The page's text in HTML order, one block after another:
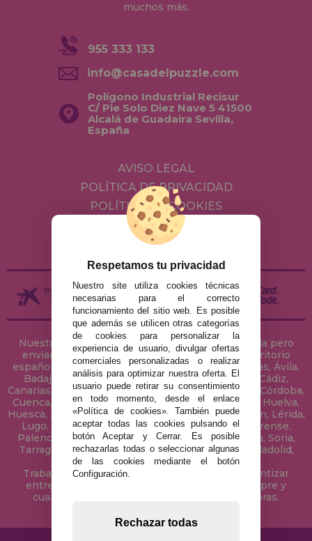
muchos más.
955 333 133
info@casadelpuzzle.com
Polígono Industrial Recisur
C/ Pie Solo Diez Nave 5 41500
Alcalá de Guadaira Sevilla,
España
AVISO LEGAL
POLÍTICA DE PRIVACIDAD
POLÍTICA DE COOKIES
ENVÍOS Y DEVOLUCIONES
DEVOLUCIONES / DESISTIMIENTO
Nuestra tienda de puzzles está ubicada en Sevilla pero
enviamos tus puzzles a cualquier ciudad del territorio
español: Álava, Albacete, Alicante, Almería, Asturias, Ávila,
Badajoz, Baleares, Barcelona, Burgos, Cáceres, Cádiz,
Canarias, Cantabria, Castellón, Ceuta, Ciudad Real, Córdoba,
Cuenca, Gerona, Granada, Guadalajara, Guipúzcoa, Huelva,
Huesca, Jaén, La Coruña, La Rioja, Las Palmas, Leon, Lérida,
Lugo, Madrid, Málaga, Melilla, Murcia, Navarra, Orense,
Palencia, Pontevedra, Salamanca, Segovia, Sevilla, Soria,
Tarragona, Tenerife, Teruel, Toledo, Valencia, Valladolid,
Vizcaya, Zamora y Zaragoza.
Trabajamos con Stocks permanentes para garantizar
entregas rápidas en territorio peninsular, siempre y
cuando el pedido se realice antes de las 18 horas.
Respetamos tu privacidad
Nuestro site utiliza cookies técnicas
necesarias para el correcto
funcionamiento del sitio web. Es posible
que además se utilicen otras categorías
de cookies para personalizar la
experiencia de usuario, divulgar ofertas
comerciales personalizadas o realizar
análisis para optimizar nuestra oferta. El
usuario puede retirar su consentimiento
en todo momento, desde el enlace
«Política de cookies». También puede
aceptar todas las cookies pulsando el
botón Aceptar y Cerrar. Es posible
rechazarlas todas o seleccionar algunas
de las cookies mediante el botón
Configuración.
Rechazar todas